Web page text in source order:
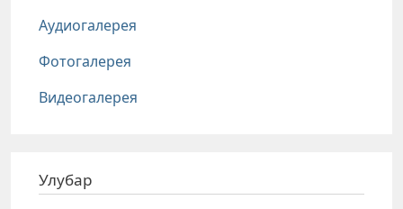
Аудиогалерея
Фотогалерея
Видеогалерея
Улубар